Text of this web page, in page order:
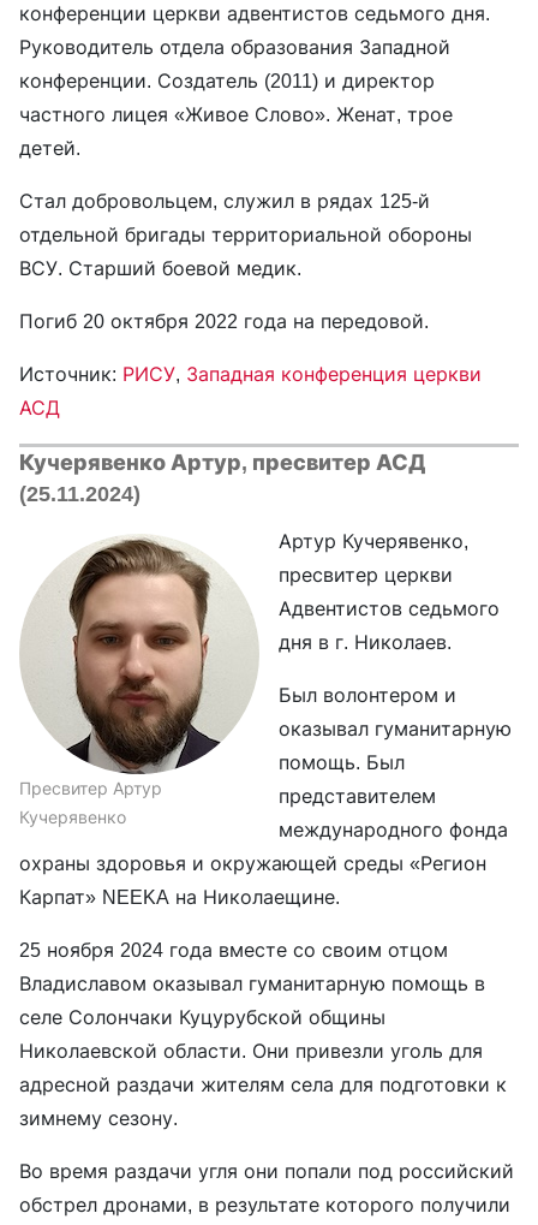
конференции церкви адвентистов седьмого дня.
Руководитель отдела образования Западной
конференции. Создатель (2011) и директор
частного лицея «Живое Слово». Женат, трое
детей.
Стал добровольцем, служил в рядах 125-й
отдельной бригады территориальной обороны
ВСУ. Старший боевой медик.
Погиб 20 октября 2022 года на передовой.
Источник: РИСУ, Западная конференция церкви
АСД
Кучерявенко Артур, пресвитер АСД
(25.11.2024)
Пресвитер Артур
Кучерявенко
Артур Кучерявенко,
пресвитер церкви
Адвентистов седьмого
дня в г. Николаев.
Был волонтером и
оказывал гуманитарную
помощь. Был
представителем
международного фонда
охраны здоровья и окружающей среды «Регион
Карпат» NEEKA на Николаещине.
25 ноября 2024 года вместе со своим отцом
Владиславом оказывал гуманитарную помощь в
селе Солончаки Куцурубской общины
Николаевской области. Они привезли уголь для
адресной раздачи жителям села для подготовки к
зимнему сезону.
Во время раздачи угля они попали под российский
обстрел дронами, в результате которого получили